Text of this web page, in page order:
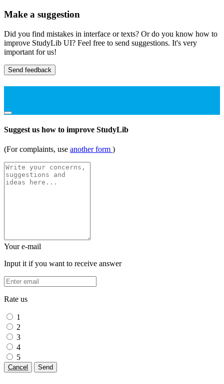
Make a suggestion
Did you find mistakes in interface or texts? Or do you know how to
improve StudyLib UI? Feel free to send suggestions. It's very
important for us!
Send feedback
Suggest us how to improve StudyLib
(For complaints, use another form )
Your e-mail
Input it if you want to receive answer
Rate us
1
2
3
4
5
Cancel Send